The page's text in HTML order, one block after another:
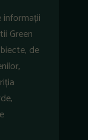
informații
Green
de